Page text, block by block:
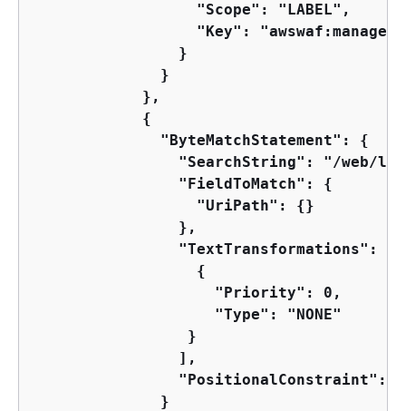
                  "Scope": "LABEL",
"Key":
                }
              }
            },
{
              "ByteMatchStatement":
{
"SearchString": "/web/
                "FieldToMatch":
{
                  "UriPath":
{}
                },
                "TextTransformations": [
{
                    "Priority": 0,
                    "Type": "NONE"
                 }
                ],
"PositionalConstraint":
              }